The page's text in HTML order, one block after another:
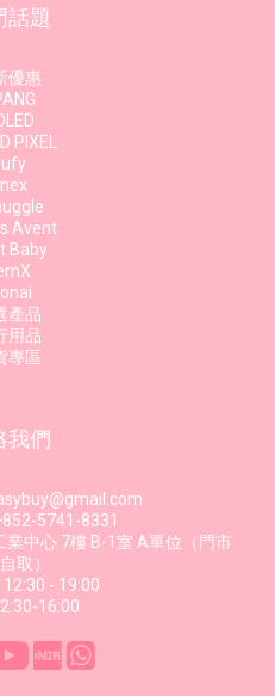
話題
優惠
PIXEL
Avent
Baby
產品
用品
專區
我們
5741-8331
中心 7樓 B-1室 A單位（門市
取）
- 19:00
16:00